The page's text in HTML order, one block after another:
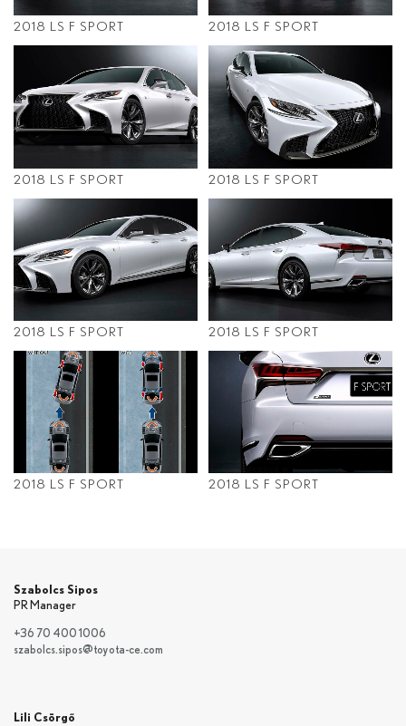
2018 LS F SPORT 2018 LS F SPORT
2018 LS F SPORT 2018 LS F SPORT
2018 LS F SPORT 2018 LS F SPORT
2018 LS F SPORT 2018 LS F SPORT
Szabolcs Sipos
PR Manager
+36 70 400 1006
szabolcs.sipos@toyota-ce.com
Lili Csörgő